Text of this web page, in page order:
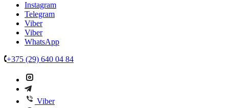
Instagram
Telegram
Viber
Viber
WhatsApp
+375 (29) 640 04 84
Viber